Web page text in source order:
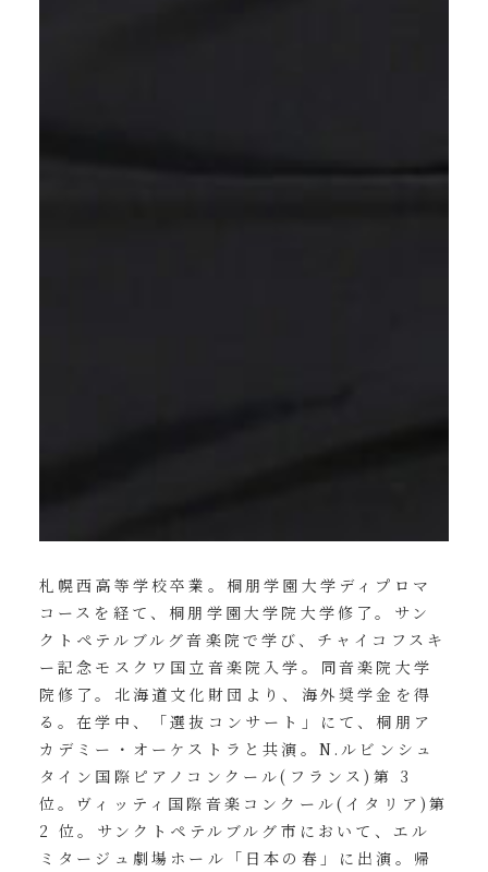
札幌西高等学校卒業。桐朋学園大学ディプロマ
コースを経て、桐朋学園大学院大学修了。サン
クトペテルブルグ音楽院で学び、チャイコフスキ
ー記念モスクワ国立音楽院入学。同音楽院大学
院修了。北海道文化財団より、海外奨学金を得
る。在学中、「選抜コンサート」にて、桐朋ア
カデミー・オーケストラと共演。N.ルビンシュ
タイン国際ピアノコンクール(フランス)第 3
位。ヴィッティ国際音楽コンクール(イタリア)第
2 位。サンクトペテルブルグ市において、エル
ミタージュ劇場ホール「日本の春」に出演。帰